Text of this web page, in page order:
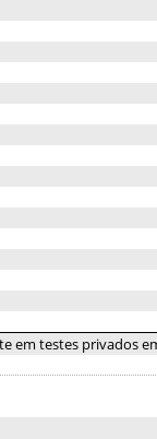
em testes privados